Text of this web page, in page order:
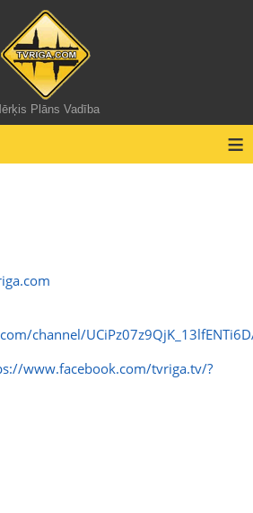
Plāns Vadība
≡
channel/
www.facebook.com/tvriga.tv/?